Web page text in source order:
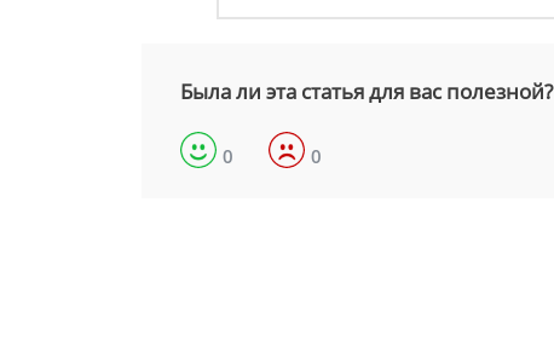
Была ли эта статья для вас полезной?
0 0